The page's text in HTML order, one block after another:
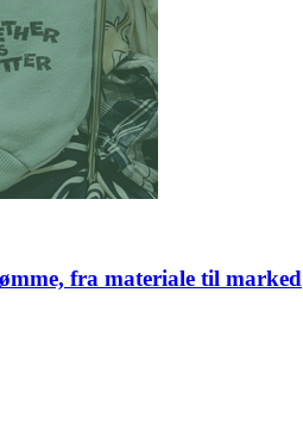
fra materiale til marked